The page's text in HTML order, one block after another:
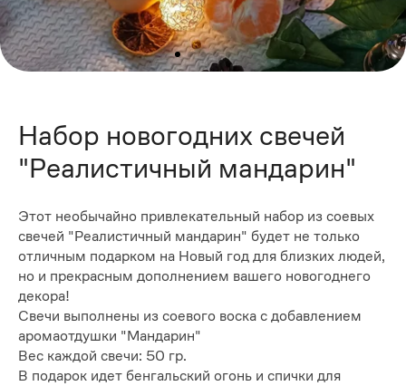
Набор новогодних свечей
"Реалистичный мандарин"
Этот необычайно привлекательный набор из соевых
свечей "Реалистичный мандарин" будет не только
отличным подарком на Новый год для близких людей,
но и прекрасным дополнением вашего новогоднего
декора!
Свечи выполнены из соевого воска с добавлением
аромаотдушки "Мандарин"
Вес каждой свечи: 50 гр.
В подарок идет бенгальский огонь и спички для